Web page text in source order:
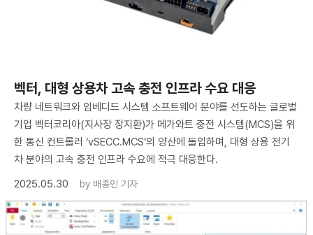
벡터, 대형 상용차 고속 충전 인프라 수요 대응
차량 네트워크와 임베디드 시스템 소프트웨어 분야를 선도하는 글로벌
기업 벡터코리아(지사장 장지환)가 메가와트 충전 시스템(MCS)을 위
한 통신 컨트롤러 ‘vSECC.MCS’의 양산에 돌입하며, 대형 상용 전기
차 분야의 고속 충전 인프라 수요에 적극 대응한다.
2025.05.30
by 배종인 기자